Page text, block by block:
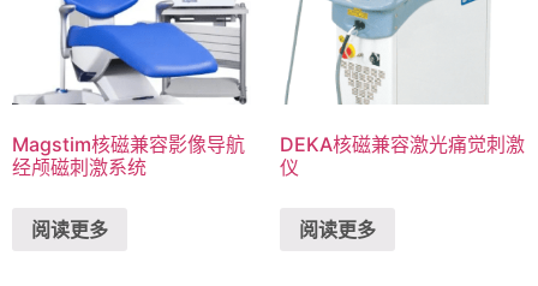
Magstim核磁兼容影像导航
经颅磁刺激系统
阅读更多
DEKA核磁兼容激光痛觉刺激
仪
阅读更多